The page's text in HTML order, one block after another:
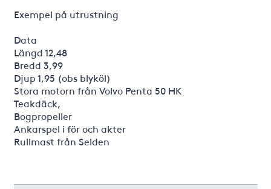
Exempel på utrustning
Data
Längd 12,48
Bredd 3,99
Djup 1,95 (obs blyköl)
Stora motorn från Volvo Penta 50 HK
Teakdäck,
Bogpropeller
Ankarspel i för och akter
Rullmast från Selden